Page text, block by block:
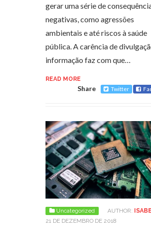
gerar uma série de
negativas, como agressões
ambientais e até riscos à saúde
pública. A carência de
informação faz com que…
READ MORE
Share Twitter
Uncategorized AUTHOR:
21 DE DEZEMBRO DE 2018